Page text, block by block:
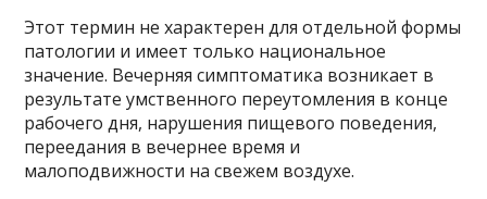
Этот термин не характерен для отдельной формы
патологии и имеет только национальное
значение. Вечерняя симптоматика возникает в
результате умственного переутомления в конце
рабочего дня, нарушения пищевого поведения,
переедания в вечернее время и
малоподвижности на свежем воздухе.